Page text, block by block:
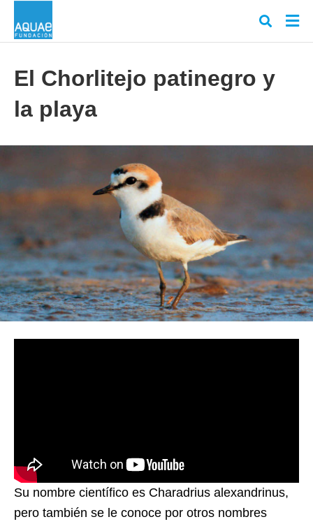
y
El Chorlitejo patinegro y
la playa
Su nombre científico es Charadrius alexandrinus,
pero también se le conoce por otros nombres